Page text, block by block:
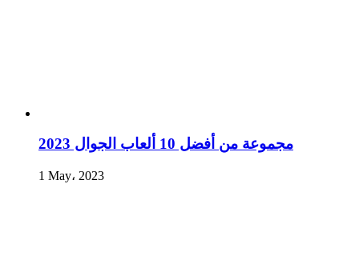
مجموعة من أفضل 10 ألعاب الجوال 2023
1 May، 2023